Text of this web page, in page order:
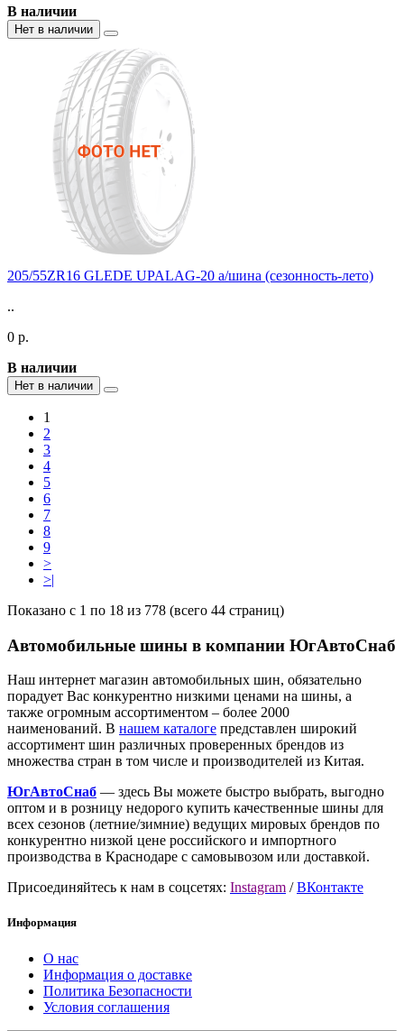
В наличии
Нет в наличии
205/55ZR16 GLEDE UPALAG-20 а/шина (сезонность-лето)
..
0 р.
В наличии
Нет в наличии
1
2
3
4
5
6
7
8
9
>
>|
Показано с 1 по 18 из 778 (всего 44 страниц)
Автомобильные шины в компании ЮгАвтоСнаб
Наш интернет магазин автомобильных шин, обязательно
порадует Вас конкурентно низкими ценами на шины, а
также огромным ассортиментом – более 2000
наименований. В нашем каталоге представлен широкий
ассортимент шин различных проверенных брендов из
множества стран в том числе и производителей из Китая.
ЮгАвтоСнаб — здесь Вы можете быстро выбрать, выгодно
оптом и в розницу недорого купить качественные шины для
всех сезонов (летние/зимние) ведущих мировых брендов по
конкурентно низкой цене российского и импортного
производства в Краснодаре с самовывозом или доставкой.
Присоединяйтесь к нам в соцсетях: Instagram /ВКонтакте
Информация
О нас
Информация о доставке
Политика Безопасности
Условия соглашения